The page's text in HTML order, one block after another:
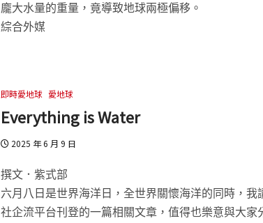
龐大水量的重量，竟導致地球兩極偏移。
綜合外媒
即時愛地球 愛地球
Everything is Water
2025 年 6 月 9 日
撰文．紫式部
六月八日是世界海洋日，全世界關懷海洋的同時，我
社企流平台刊登的一篇相關文章，值得也樂意與大家